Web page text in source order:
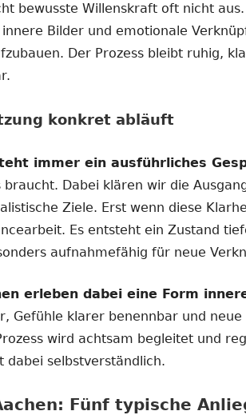
bewusste Willenskraft oft nicht
Bilder und emotionale
Der Prozess bleibt ruhig,
konkret abläuft
immer ein ausführliches
braucht. Dabei klären wir die
Ziele. Erst wenn diese
Es entsteht ein Zustand
aufnahmefähig für neue
erleben dabei eine Form
Gefühle klarer benennbar und neue
wird achtsam begleitet und
dabei selbstverständlich.
Fünf typische